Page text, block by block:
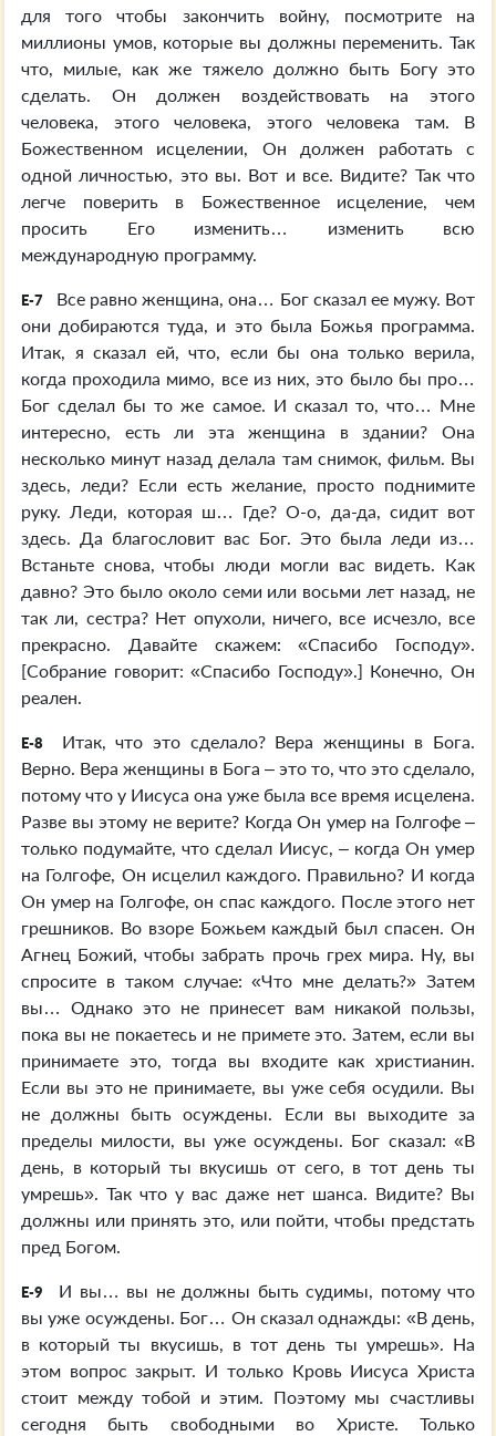
для того чтобы закончить войну, посмотрите на
миллионы умов, которые вы должны переменить. Так
что, милые, как же тяжело должно быть Богу это
сделать. Он должен воздействовать на этого
человека, этого человека, этого человека там. В
Божественном исцелении, Он должен работать с
одной личностью, это вы. Вот и все. Видите? Так что
легче поверить в Божественное исцеление, чем
просить Его изменить… изменить всю
международную программу.
E-7
Все равно женщина, она… Бог сказал ее мужу. Вот
они добираются туда, и это была Божья программа.
Итак, я сказал ей, что, если бы она только верила,
когда проходила мимо, все из них, это было бы про…
Бог сделал бы то же самое. И сказал то, что… Мне
интересно, есть ли эта женщина в здании? Она
несколько минут назад делала там снимок, фильм. Вы
здесь, леди? Если есть желание, просто поднимите
руку. Леди, которая ш… Где? О-о, да-да, сидит вот
здесь. Да благословит вас Бог. Это была леди из…
Встаньте снова, чтобы люди могли вас видеть. Как
давно? Это было около семи или восьми лет назад, не
так ли, сестра? Нет опухоли, ничего, все исчезло, все
прекрасно. Давайте скажем: «Спасибо Господу».
[Собрание говорит: «Спасибо Господу».] Конечно, Он
реален.
E-8
Итак, что это сделало? Вера женщины в Бога.
Верно. Вера женщины в Бога – это то, что это сделало,
потому что у Иисуса она уже была все время исцелена.
Разве вы этому не верите? Когда Он умер на Голгофе –
только подумайте, что сделал Иисус, – когда Он умер
на Голгофе, Он исцелил каждого. Правильно? И когда
Он умер на Голгофе, он спас каждого. После этого нет
грешников. Во взоре Божьем каждый был спасен. Он
Агнец Божий, чтобы забрать прочь грех мира. Ну, вы
спросите в таком случае: «Что мне делать?» Затем
вы… Однако это не принесет вам никакой пользы,
пока вы не покаетесь и не примете это. Затем, если вы
принимаете это, тогда вы входите как христианин.
Если вы это не принимаете, вы уже себя осудили. Вы
не должны быть осуждены. Если вы выходите за
пределы милости, вы уже осуждены. Бог сказал: «В
день, в который ты вкусишь от сего, в тот день ты
умрешь». Так что у вас даже нет шанса. Видите? Вы
должны или принять это, или пойти, чтобы предстать
пред Богом.
E-9
И вы… вы не должны быть судимы, потому что
вы уже осуждены. Бог… Он сказал однажды: «В день,
в который ты вкусишь, в тот день ты умрешь». На
этом вопрос закрыт. И только Кровь Иисуса Христа
стоит между тобой и этим. Поэтому мы счастливы
сегодня быть свободными во Христе. Только